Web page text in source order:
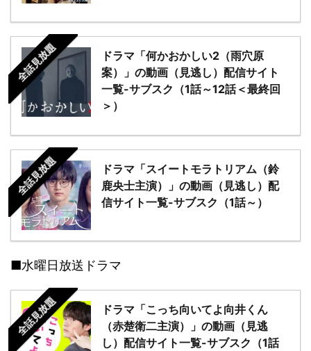
全話見放題
ドラマ「何かおかしい2（雨穴原
案）」の動画（見逃し）配信サイト
一覧-サブスク（1話～12話＜最終回
＞）
全話見放題
ドラマ「スイートモラトリアム（鈴
鹿央士主演）」の動画（見逃し）配
信サイト一覧-サブスク（1話～）
■水曜日放送ドラマ
全話見放題
ドラマ「こっち向いてよ向井くん
（赤楚衛二主演）」の動画（見逃
し）配信サイト一覧-サブスク（1話